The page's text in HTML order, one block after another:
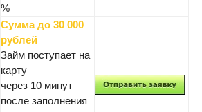
%
Сумма до 30 000
рублей
Займ поступает на
карту
через 10 минут
после заполнения